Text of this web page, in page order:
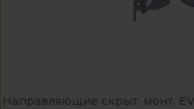
Направляющие скрыт. монт.